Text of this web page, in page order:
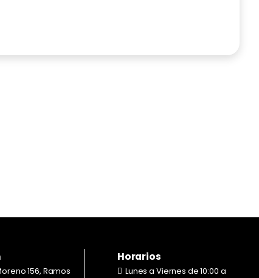
156, Ramos
Horarios
Lunes a Viernes de 10:00 a